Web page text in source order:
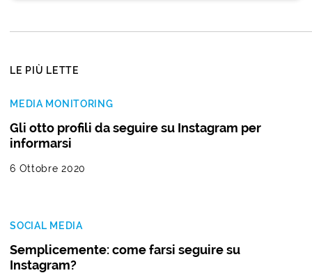
LE PIÙ LETTE
MEDIA MONITORING
Gli otto profili da seguire su Instagram per
informarsi
6 Ottobre 2020
SOCIAL MEDIA
Semplicemente: come farsi seguire su
Instagram?